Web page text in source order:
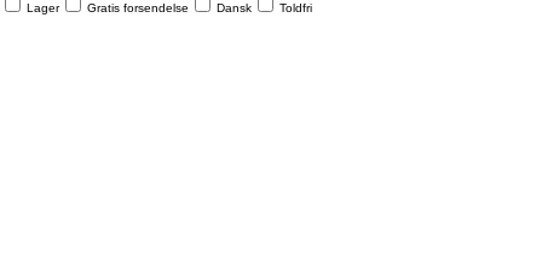
Lager Gratis forsendelse Dansk Toldfri